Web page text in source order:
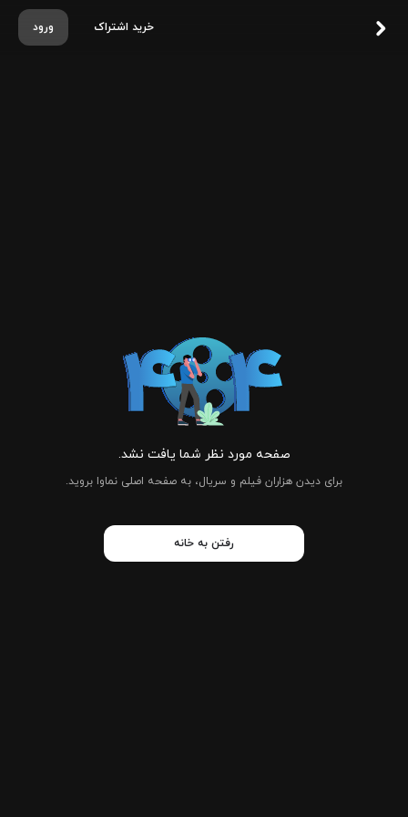
ورود خرید اشتراک
صفحه مورد نظر شما یافت نشد.
برای دیدن هزاران فیلم و سریال، به صفحه اصلی نماوا بروید.
رفتن به خانه